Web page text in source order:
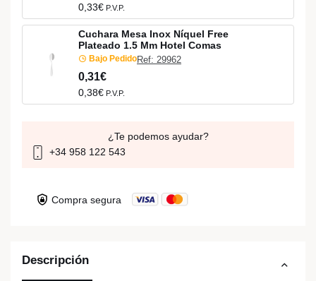
Descripción
0,33€ P.V.P.
Cuchara Mesa Inox Níquel Free
Plateado 1.5 Mm Hotel Comas
Bajo PedidoRef: 29962
0,31€
0,38€ P.V.P.
¿Te podemos ayudar?
+34 958 122 543
Compra segura